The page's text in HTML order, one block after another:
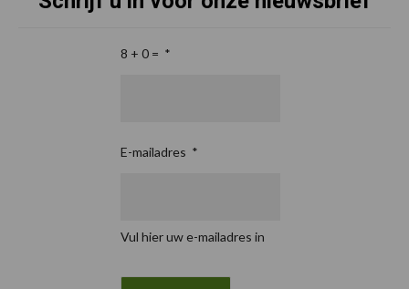
8 + 0 = *
E-mailadres *
Vul hier uw e-mailadres in